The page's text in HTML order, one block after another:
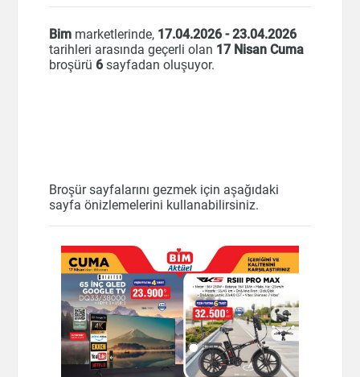
Bim marketlerinde, 17.04.2026 - 23.04.2026
tarihleri arasında geçerli olan 17 Nisan Cuma
broşürü 6 sayfadan oluşuyor.
Broşür sayfalarını gezmek için aşağıdaki
sayfa önizlemelerini kullanabilirsiniz.